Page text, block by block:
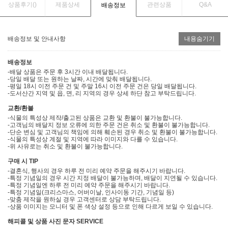
상품후기() 제품상세 배송정보 관련상품 Q&A
배송정보 및 안내사항 내용숨기기
배송정보
-배달 상품은 주문 후 3시간 이내 배달됩니다.
-당일 배달 또는 원하는 날짜, 시간에 맞춰 배달됩니다.
-평일 18시 이전 주문 건 및 주말 16시 이전 주문 건은 당일 배달됩니다.
-도서산간 지역 및 읍, 면, 리 지역의 경우 상세 하단 참고 부탁드립니다.
교환/환불
-식물의 특성상 제작/출고된 상품은 교환 및 환불이 불가능합니다.
-고객님의 배달지 정보 오류에 의한 주문 건은 취소 및 환불이 불가능합니다.
-단순 변심 및 고객님의 책임에 의해 훼손된 경우 취소 및 환불이 불가능합니다.
-식물의 특성상 계절 및 지역에 따라 이미지와 다를 수 있습니다.
-위 사유로는 취소 및 환불이 불가능합니다.
구매 시 TIP
-결혼식, 행사의 경우 하루 전 미리 예약 주문을 해주시기 바랍니다.
-특정 기념일의 경우 시간 지정 배달이 불가능하며, 배달이 지연될 수 있습니다.
-특정 기념일엔 하루 전 미리 예약 주문을 해주시기 바랍니다.
-특정 기념일(크리스마스, 어버이날, 인사이동 기간, 기념일 등)
-맞춤 제작을 원하실 경우 고객센터로 상담 부탁드립니다.
-상품 이미지는 모니터 및 폰 색상 설정 등으로 인해 다르게 보일 수 있습니다.
해피콜 및 상품 사진 문자 SERVICE